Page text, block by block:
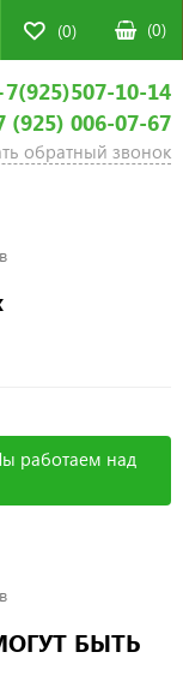
(0) (0)
10-14
(925) 006-07-67
обратный звонок
работаем над
БЫТЬ